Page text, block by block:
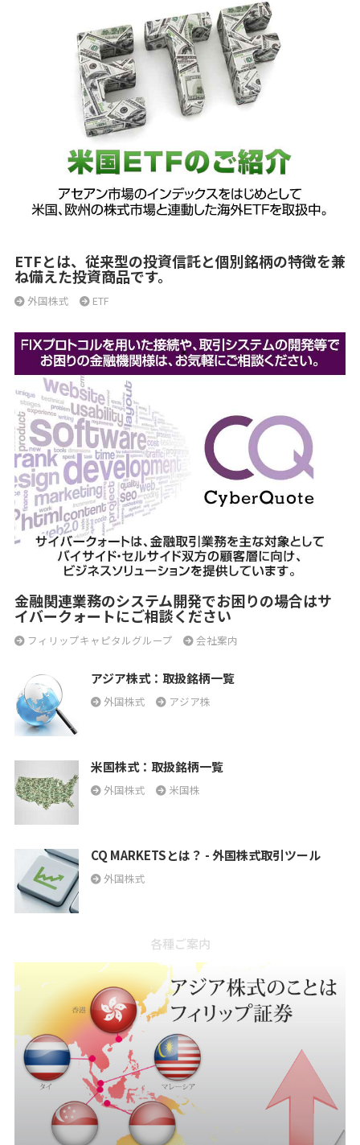
ETFとは、従来型の投資信託と個別銘柄の特徴を兼
ね備えた投資商品です。
外国株式 ETF
金融関連業務のシステム開発でお困りの場合はサ
イバークォートにご相談ください
フィリップキャピタルグループ 会社案内
アジア株式：取扱銘柄一覧
外国株式 アジア株
米国株式：取扱銘柄一覧
外国株式 米国株
CQ MARKETSとは？ - 外国株式取引ツール
外国株式
各種ご案内